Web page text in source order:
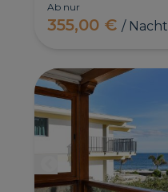
Ab nur
355,00 €/ Nacht